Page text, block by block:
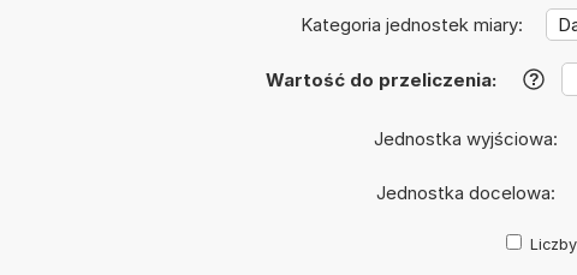
Kategoria jednostek miary:
Wartość do przeliczenia: ?
Jednostka wyjściowa:
Jednostka docelowa: